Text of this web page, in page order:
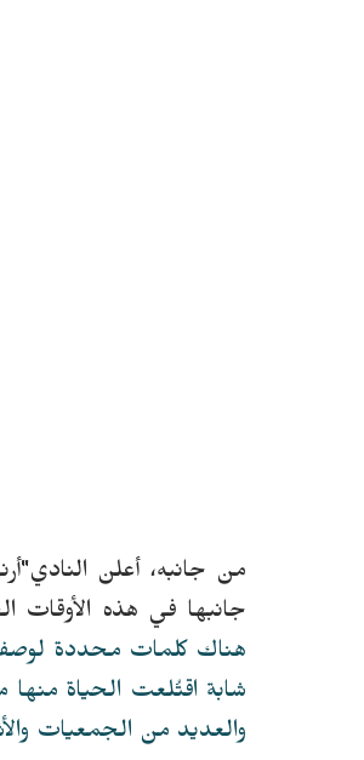
من جانبه، أعلن
جانبها في هذه الأوقات
هناك كلمات محددة
شابة اقتُلعت الحياة منها
والعديد من الجمعيات